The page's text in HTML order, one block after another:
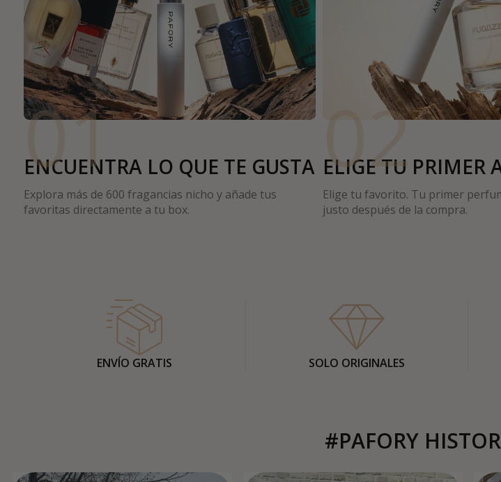
01
ENCUENTRA LO QUE TE GUSTA
Explora más de 600 fragancias nicho y añade tus
favoritas directamente a tu box.
02
ELIGE TU PRIMER
Elige tu favorito. Tu primer
justo después de la compra.
ENVÍO GRATIS SOLO ORIGINALES
#PAFORY